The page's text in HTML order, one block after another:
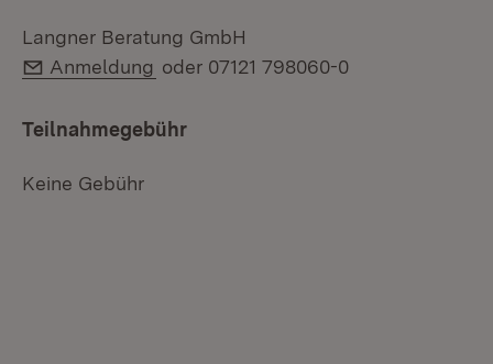
Langner Beratung GmbH
E-Mail:
Anmeldung oder 07121 798060-0
Teilnahmegebühr
Keine Gebühr